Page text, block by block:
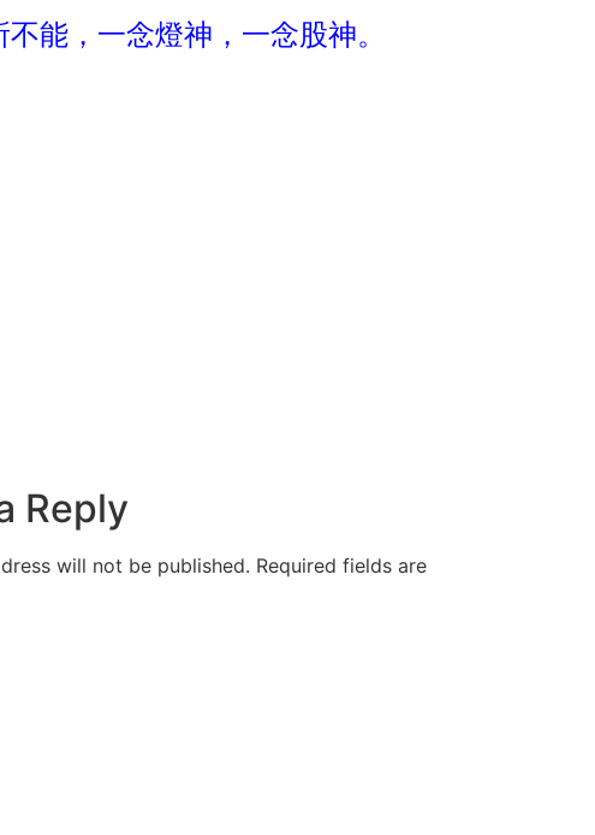
能，一念燈神，一念股神。
Reply
will not be published. Required fields are